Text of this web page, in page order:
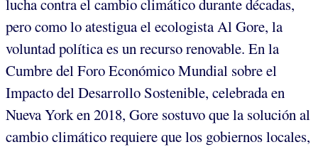
pero como lo atestigua el ecologista Al Gore, la
voluntad política es un recurso renovable. En la
Cumbre del Foro Económico Mundial sobre el
Impacto del Desarrollo Sostenible, celebrada en
Nueva York en 2018, Gore sostuvo que la solución al
cambio climático requiere que los gobiernos locales,